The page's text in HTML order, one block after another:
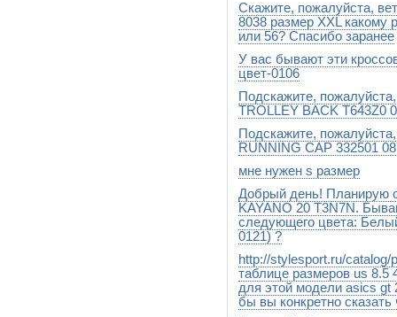
Надо брать XS
Скажите, пожалуйста,
8038 размер XXL какому
или 56? Спасибо заранее
Ближе к 54
У вас бывают эти
цвет-0106
Эта модель может
будет новая модель,замена
http://www.stylesport.ru/
Подскажите,
TROLLEY BACK T643Z0
Добрый день. Рюкзак весит
Подскажите,
RUNNING CAP 332501
Берите S
мне нужен s размер
Добрый день.Выбирайте
наличии,выбирайте его и
размер S в выбранной Вами
Добрый день! Планирую
KAYANO 20 T3N7N.
следующего цвета:
0121) ?
Здравствуйте.Данная
http://stylesport.ru/
таблице размеров us 8.5
для этой модели asics gt
бы вы конкретно